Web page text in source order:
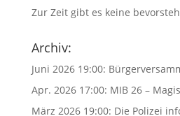
Zur Zeit gibt es keine
Archiv:
Juni 2026 19:00:
Apr. 2026 17:00: MIB 26 –
März 2026 19:00: Die Polizei